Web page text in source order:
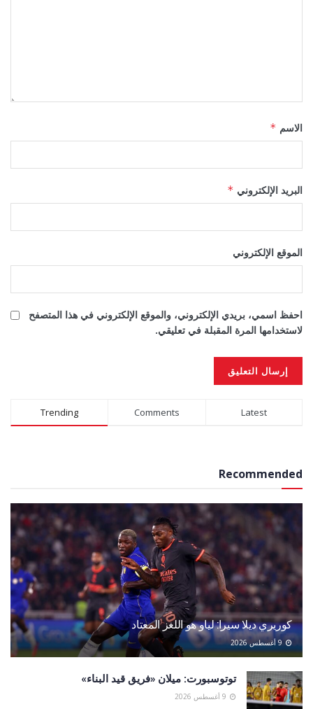
الاسم *
البريد الإلكتروني *
الموقع الإلكتروني
احفظ اسمي، بريدي الإلكتروني، والموقع الإلكتروني في هذا المتصفح
لاستخدامها المرة المقبلة في تعليقي.
Alternative:
Trending Comments Latest
Recommended
كوريري ديلا سيرا: لياو هو اللغز المعتاد
توتوسبورت: ميلان «فريق قيد البناء»